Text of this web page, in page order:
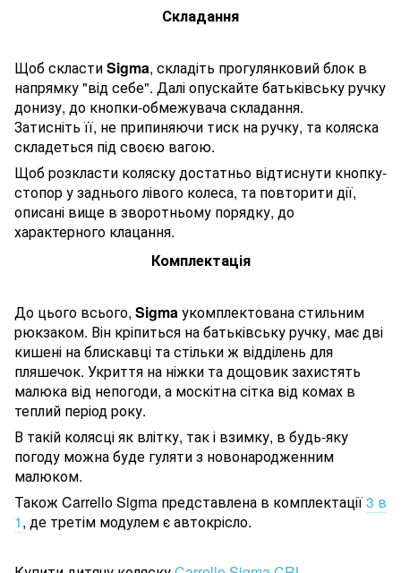
Складання
Щоб скластиSigma, складіть прогулянковий блок в
напрямку "від себе". Далі опускайте батьківську ручку
донизу, до кнопки-обмежувача складання.
Затисніть її, не припиняючи тиск на ручку, та коляска
складеться під своєю вагою.
Щоб розкласти коляску достатньо відтиснути кнопку-
стопор у заднього лівого колеса, та повторити дії,
описані вище в зворотньому порядку, до
характерного клацання.
Комплектація
До цього всього, Sigmaукомплектована стильним
рюкзаком. Він кріпиться на батьківську ручку, має дві
кишені на блискавці та стільки ж відділень для
пляшечок. Укриття на ніжки та дощовик захистять
малюка від непогоди, а москітна сітка від комах в
теплий період року.
В такій колясці як влітку, так і взимку, в будь-яку
погоду можна буде гуляти з новонародженним
малюком.
Також Carrello Sigma представлена в комплектації3 в
1, де третім модулем є автокрісло.